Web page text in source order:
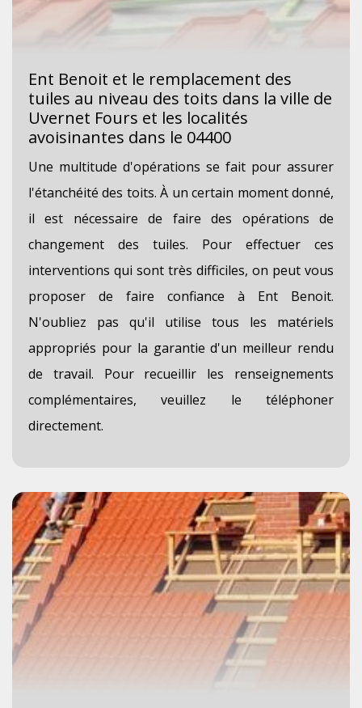
Ent Benoit et le remplacement des
tuiles au niveau des toits dans la ville de
Uvernet Fours et les localités
avoisinantes dans le 04400
Une multitude d'opérations se fait pour assurer
l'étanchéité des toits. À un certain moment donné,
il est nécessaire de faire des opérations de
changement des tuiles. Pour effectuer ces
interventions qui sont très difficiles, on peut vous
proposer de faire confiance à Ent Benoit.
N'oubliez pas qu'il utilise tous les matériels
appropriés pour la garantie d'un meilleur rendu
de travail. Pour recueillir les renseignements
complémentaires, veuillez le téléphoner
directement.